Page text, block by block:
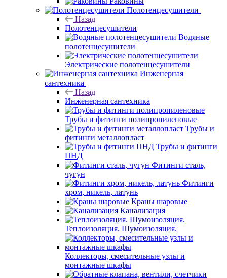
Полотенцесушители
Назад
Полотенцесушители
Водяные
полотенцесушители
Электрические полотенцесушители
Инженерная
сантехника
Назад
Инженерная сантехника
Трубы и фитинги полипропиленовые
Трубы и
фитинги металлопласт
Трубы и фитинги
ПНД
Фитинги сталь,
чугун
Фитинги
хром, никель, латунь
Краны шаровые
Канализация
Теплоизоляция. Шумоизоляция.
Коллекторы, смесительные узлы и
монтажные шкафы